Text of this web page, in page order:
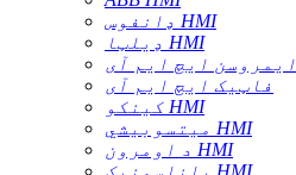
ډانفوس HMI
ډیلټا HMI
ایمروسن ایچ ایم آی
فاټیک ایچ ایم آی
کینکو HMI
میتسوبیشي HMI
د اومرون HMI
پاناسونیک HMI